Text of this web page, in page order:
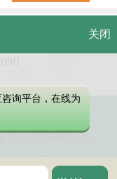
区解放大道479号
癜风医院
疗请遵医师意见
关闭
询平台，在线为